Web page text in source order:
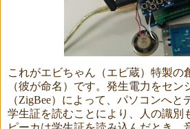
これがエビちゃん（エビ蔵）特製の
（彼が命名）です。発生電力をセン
（ZigBee）によって、パソコンへと
学生証を読むことにより、人の識別